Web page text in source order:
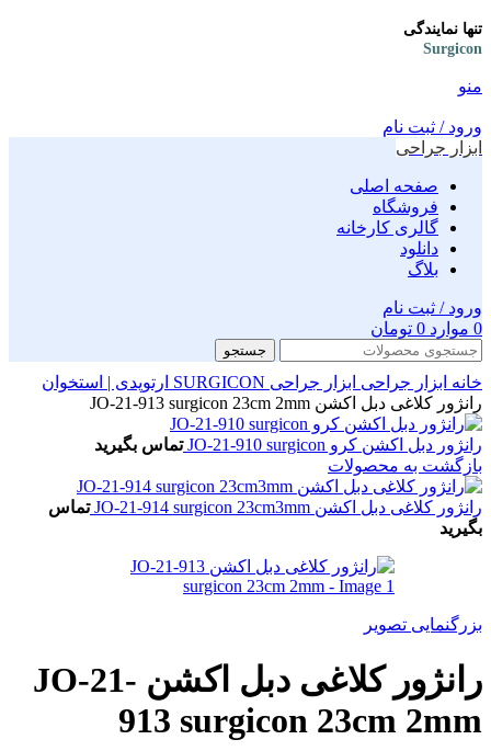
تنها نمایندگی
Surgicon
منو
ورود / ثبت نام
ابزار جراحی
صفحه اصلی
فروشگاه
گالری کارخانه
دانلود
بلاگ
ورود / ثبت نام
0 موارد 0 تومان
جستجو
خانه ابزار جراحی ابزار جراحی SURGICON
ارتوپدی | استخوان
رانژور کلاغی دبل اکشن JO-21-913 surgicon 23cm 2mm
رانژور دبل اکشن کرو JO-21-910 surgicon
تماس بگیرید
بازگشت به محصولات
رانژور کلاغی دبل اکشن JO-21-914 surgicon 23cm3mm
تماس
بگیرید
بزرگنمایی تصویر
رانژور کلاغی دبل اکشن JO-21-
913 surgicon 23cm 2mm